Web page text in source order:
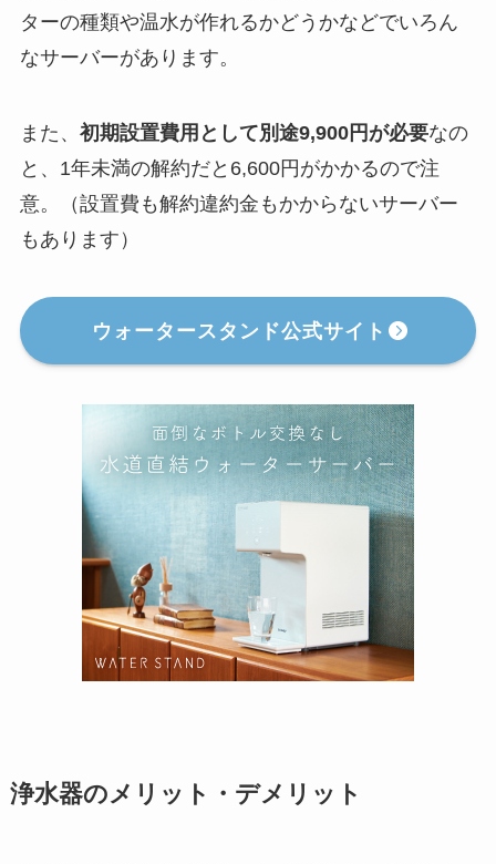
ターの種類や温水が作れるかどうかなどでいろん
なサーバーがあります。
また、 初期設置費用として別途9,900円が必要なの
と、1年未満の解約だと6,600円がかかるので注
意。（設置費も解約違約金もかからないサーバー
もあります）
ウォータースタンド公式サイト
浄水器のメリット・デメリット